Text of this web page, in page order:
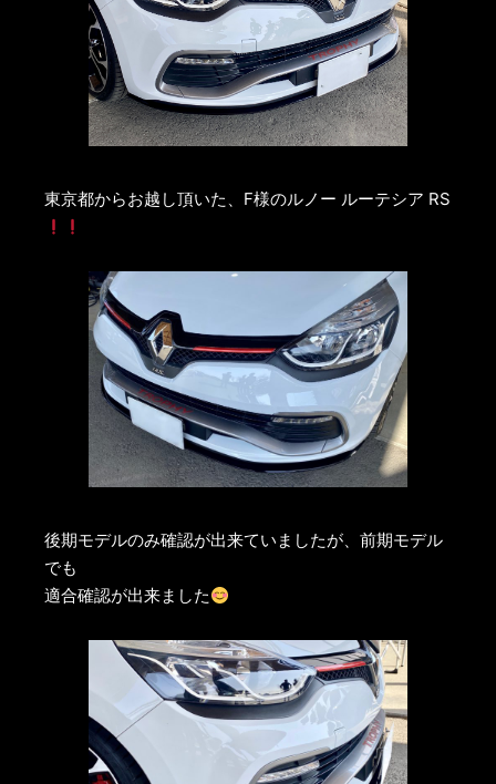
東京都からお越し頂いた、F様のルノー ルーテシア RS
後期モデルのみ確認が出来ていましたが、前期モデル
でも
適合確認が出来ました